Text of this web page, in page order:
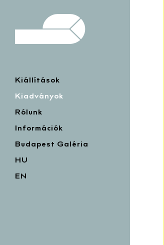
Kiállítások
Kiadványok
Rólunk
Információk
Budapest Galéria
HU
EN